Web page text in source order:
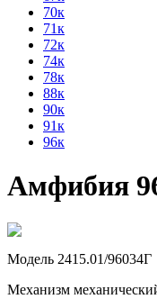
70к
71к
72к
74к
78к
88к
90к
91к
96к
Амфибия
Модель 2415.01/96034Г
Механизм